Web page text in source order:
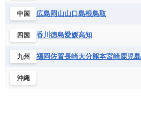
中国 広島岡山山口島根鳥取
四国 香川 徳島愛媛高知
九州 福岡佐賀長崎大分熊本宮崎鹿児島
沖縄